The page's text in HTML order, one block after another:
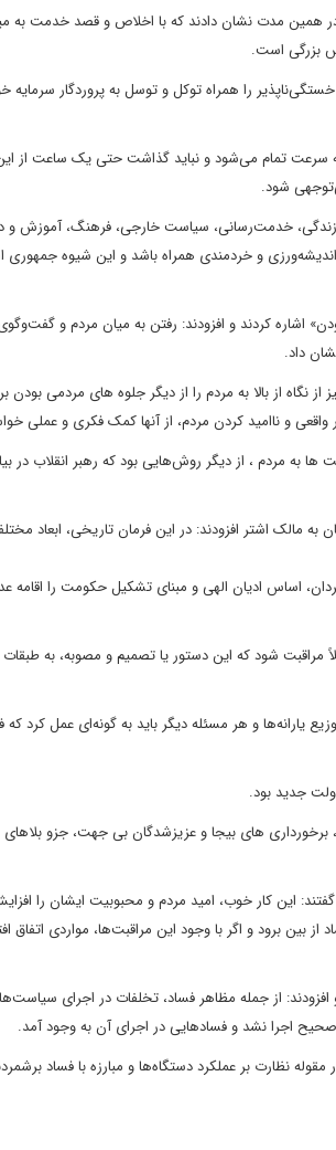
در همین مدت نشان دادند که با اخلاص و قصد خدمت به
بزرگی است.
را همراه توکل و توسل به پروردگار سرمایه
سرعت تمام می‌شود و نباید گذاشت حتی یک ساعت از
شود.
خدمت‌رسانی، سیاست خارجی، فرهنگ، آموزش و
و خردمندی همراه باشد و این شیوه جمهوری
اشاره کردند و افزودند: رفتن به میان مردم و
داد.
از بالا به مردم را از دیگر جلوه های مردمی بودن
و ناامید کردن مردم، از آنها کمک فکری و عملی
ها به مردم ، از دیگر روش‌هایی بود که رهبر انقلاب در
مالک اشتر افزودند: در این فرمان تاریخی، ابعاد
اساس ادیان الهی و مبنای تشکیل حکومت را اقامه
مراقبت شود که این دستور یا تصمیم و مصوبه، به
یارانه‌ها و هر مسئله دیگر باید به گونه‌ای عمل کرد که
جدید بود.
های بیجا و عزیزشدگان بی جهت، جزو
این کار خوب، امید مردم و محبوبیت ایشان را
برود و اگر با وجود این مراقبت‌ها، مواردی اتفاق
اجرا نشد و فسادهایی در اجرای آن به وجود آمد.
نظارت بر عملکرد دستگاه‌ها و مبارزه با فساد